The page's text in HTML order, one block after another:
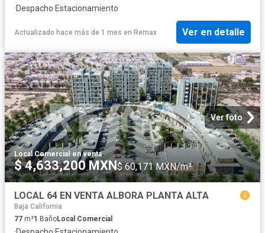
·Despacho·Estacionamiento
Actualizado hace más de 1 mes en Remax Ver en detalle
Ver foto
Local Comercial ·en venta
$ 4,633,200 MXN$ 60,171 MXN/m²
LOCAL 64 EN VENTA ALBORA PLANTA ALTA
Baja California
77 m²1 BañoLocal Comercial